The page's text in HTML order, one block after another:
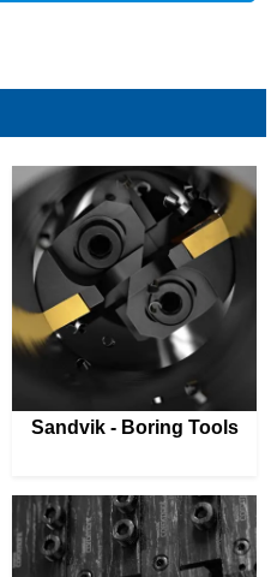
Sandvik - Boring Tools